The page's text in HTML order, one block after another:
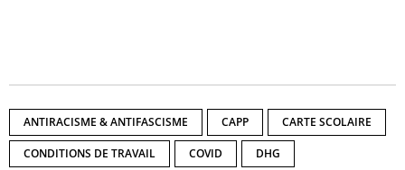
ANTIRACISME & ANTIFASCISME CAPP CARTE SCOLAIRE
CONDITIONS DE TRAVAIL COVID DHG